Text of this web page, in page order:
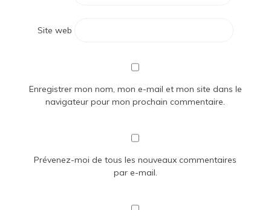
Site web
Enregistrer mon nom, mon e-mail et mon site dans le
navigateur pour mon prochain commentaire.
Prévenez-moi de tous les nouveaux commentaires
par e-mail.